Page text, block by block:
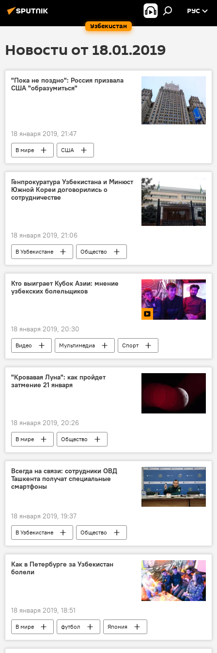
Узбекистан
РУС
Новости от 18.01.2019
"Пока не поздно": Россия призвала
США "образумиться"
18 января 2019, 21:47
В мире
США
противоракетная оборона
Политика
Россия
Генпрокуратура Узбекистана и Минюст
Южной Кореи договорились о
сотрудничестве
18 января 2019, 21:06
В Узбекистане
Общество
Генеральная прокуратура Узбекистана
Южная Корея
Соглашение
Кто выиграет Кубок Азии: мнение
узбекских болельщиков
18 января 2019, 20:30
Видео Мультимедиа
Спорт
В Узбекистане
футбол
Узбекистан
Австралия
"Кровавая Луна": как пройдет
затмение 21 января
18 января 2019, 20:26
В мире
Общество
лунное затмение
небо Космос
Всегда на связи: сотрудники ОВД
Ташкента получат специальные
смартфоны
18 января 2019, 19:37
В Узбекистане
Общество
МВД Узбекистана
Как в Петербурге за Узбекистан
болели
18 января 2019, 18:51
В мире футбол
Япония
Узбекистан